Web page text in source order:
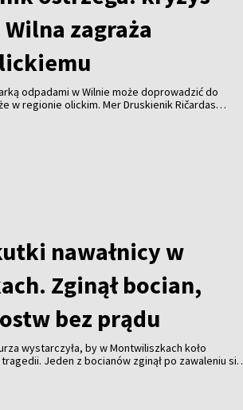
zagraża
odpadami w Wilnie może doprowadzić do
w regionie olickim. Mer Druskienik Ričardas
nawałnicy w
Zginął bocian,
bez prądu
wystarczyła, by w Montwiliszkach koło
Jeden z bocianów zginął po zawaleniu się